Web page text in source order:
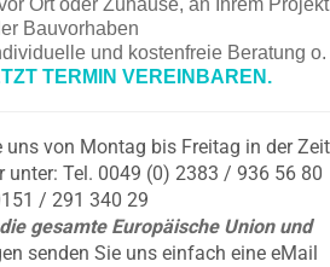
Ort oder Zuhause, an Ihrem Projekt
Bauvorhaben
und kostenfreie Beratung o.
TERMIN VEREINBAREN.
uns von Montag bis Freitag in der Zeit
unter: Tel. 0049 (0) 2383 / 936 56 80
/ 291 340 29
gesamte Europäische Union und
senden Sie uns einfach eine eMail